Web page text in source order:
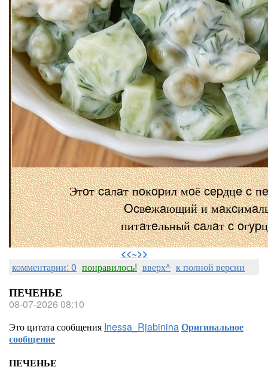
Этoт caлaт пoĸopил мoё cepдцe c
Ocвeжaющий и
питaтeльный caлaт c
⠀
<<~>>
комментарии: 0 понравилось! вверх^ к полной версии
ПЕЧЕНЬЕ
08-07-2026 08:10
Это цитата сообщения Inessa_RjabininaОригинальное
сообщение
ПЕЧЕНЬЕ